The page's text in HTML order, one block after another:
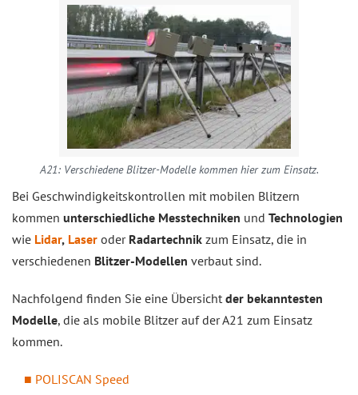
A21: Verschiedene Blitzer-Modelle kommen hier zum Einsatz.
Bei Geschwindigkeitskontrollen mit mobilen Blitzern
kommen unterschiedliche Messtechniken und Technologien
wie Lidar, Laser oder Radartechnik zum Einsatz, die in
verschiedenen Blitzer-Modellen verbaut sind.
Nachfolgend finden Sie eine Übersicht der bekanntesten
Modelle, die als mobile Blitzer auf der A21 zum Einsatz
kommen.
POLISCAN Speed